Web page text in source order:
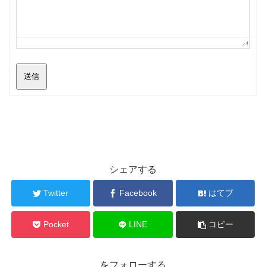
送信
シェアする
Twitter Facebook はてブ
Pocket LINE コピー